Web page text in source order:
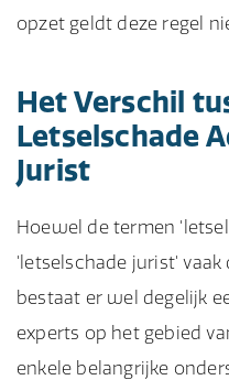
opzet geldt deze regel
Het Verschil
Letselschade
Jurist
Hoewel de termen
'letselschade jurist'
bestaat er wel degelijk
experts op het gebied
enkele belangrijke